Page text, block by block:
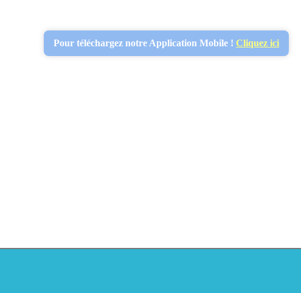
Pour téléchargez notre Application Mobile ! Cliquez ici